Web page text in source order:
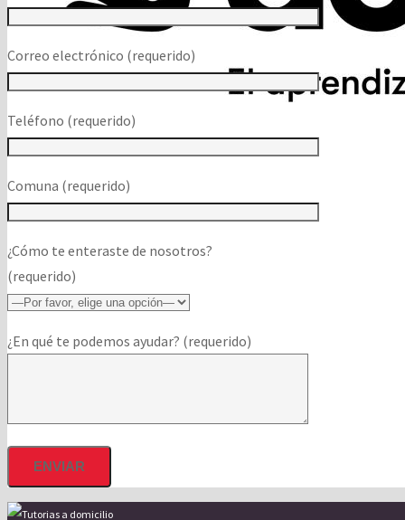
Correo electrónico (requerido)
Teléfono (requerido)
Comuna (requerido)
¿Cómo te enteraste de nosotros?
(requerido)
¿En qué te podemos ayudar? (requerido)